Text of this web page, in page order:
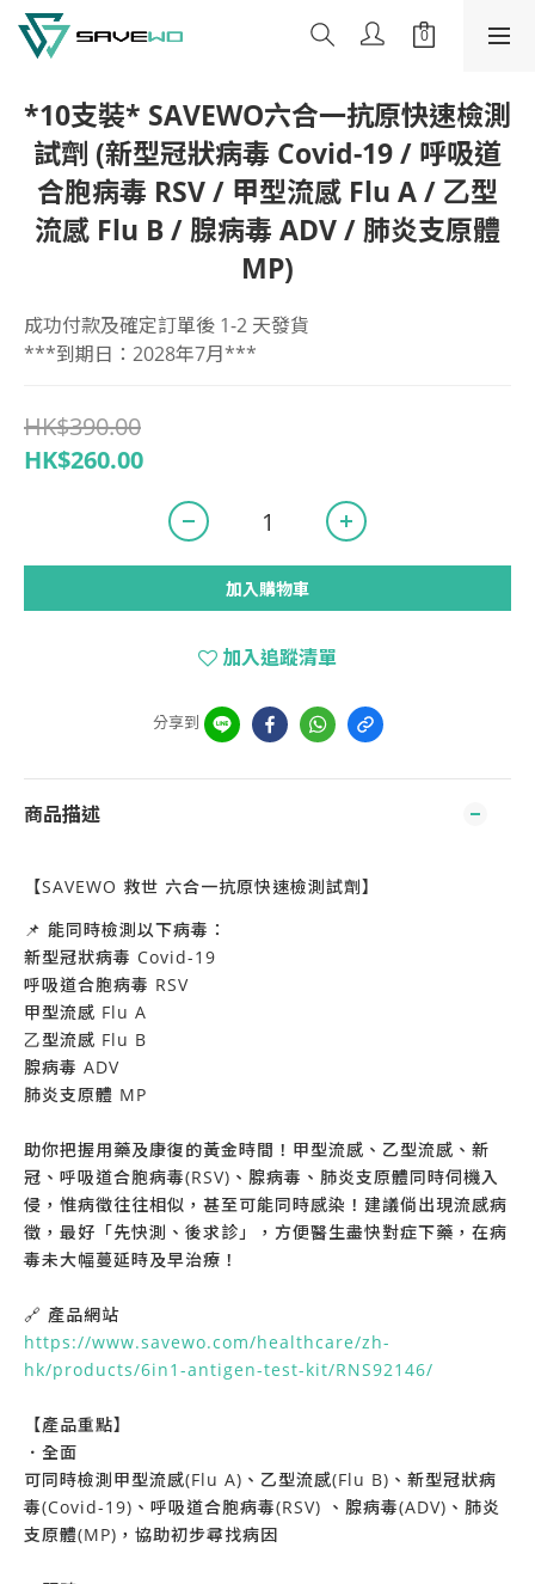
*10支裝* SAVEWO六合一抗原快速檢測
試劑 (新型冠狀病毒 Covid-19 / 呼吸道
合胞病毒 RSV / 甲型流感 Flu A / ⼄型
流感 Flu B / 腺病毒 ADV / 肺炎支原體
MP)
成功付款及確定訂單後 1-2 天發貨
***到期日：2028年7月***
HK$390.00
HK$260.00
加入購物車
加入追蹤清單
分享到
商品描述
【SAVEWO 救世 六合一抗原快速檢測試劑】
📌 能同時檢測以下病毒：
新型冠狀病毒 Covid-19
呼吸道合胞病毒 RSV
甲型流感 Flu A
⼄型流感 Flu B
腺病毒 ADV
肺炎支原體 MP
助你把握用藥及康復的黃金時間！甲型流感、乙型流感、新
冠、呼吸道合胞病毒(RSV)、腺病毒、肺炎支原體同時伺機入
侵，惟病徵往往相似，甚至可能同時感染！建議倘出現流感病
徵，最好「先快測、後求診」，方便醫生盡快對症下藥，在病
毒未大幅蔓延時及早治療！
🔗 產品網站
https://www.savewo.com/healthcare/zh-
hk/products/6in1-antigen-test-kit/RNS92146/
【產品重點】
．全面
可同時檢測甲型流感(Flu A)、乙型流感(Flu B)、新型冠狀病
毒(Covid-19)、呼吸道合胞病毒(RSV) 、腺病毒(ADV)、肺炎
支原體(MP)，協助初步尋找病因